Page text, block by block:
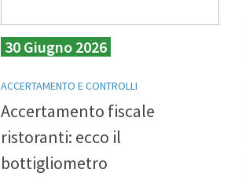
30 Giugno 2026
ACCERTAMENTO E CONTROLLI
Accertamento fiscale
ristoranti: ecco il
bottigliometro